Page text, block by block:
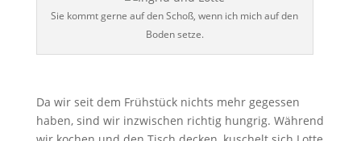
Sie kommt gerne auf den Schoß, wenn ich mich auf den
Boden setze.
Da wir seit dem Frühstück nichts mehr gegessen
haben, sind wir inzwischen richtig hungrig. Während